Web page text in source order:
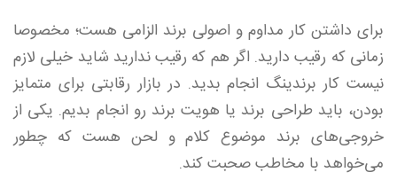
برای داشتن کار مداوم و اصولی برند الزامی هست؛ مخصوصا
زمانی که رقیب دارید. اگر هم که رقیب ندارید شاید خیلی لازم
نیست کار برندینگ انجام بدید. در بازار رقابتی برای متمایز
بودن، باید طراحی برند یا هویت برند رو انجام بدیم. یکی از
خروجی‌های برند موضوع کلام و لحن هست که چطور
می‌خواهد با مخاطب صحبت کند.